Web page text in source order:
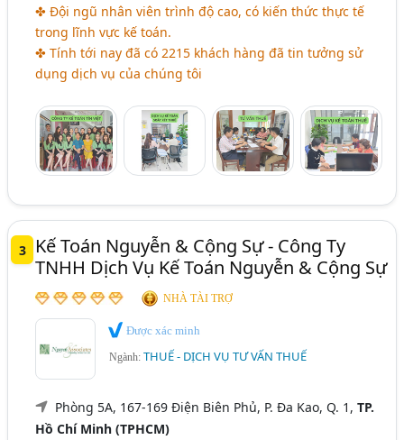
✤ Đội ngũ nhân viên trình độ cao, có kiến thức thực tế
trong lĩnh vực kế toán.
✤ Tính tới nay đã có 2215 khách hàng đã tin tưởng sử
dụng dịch vụ của chúng tôi
3
Kế Toán Nguyễn & Cộng Sự - Công Ty
TNHH Dịch Vụ Kế Toán Nguyễn & Cộng Sự
NHÀ TÀI TRỢ
Được xác minh
Ngành:THUẾ - DỊCH VỤ TƯ VẤN THUẾ
Phòng 5A, 167-169 Điện Biên Phủ, P. Đa Kao, Q. 1,TP.
Hồ Chí Minh (TPHCM)